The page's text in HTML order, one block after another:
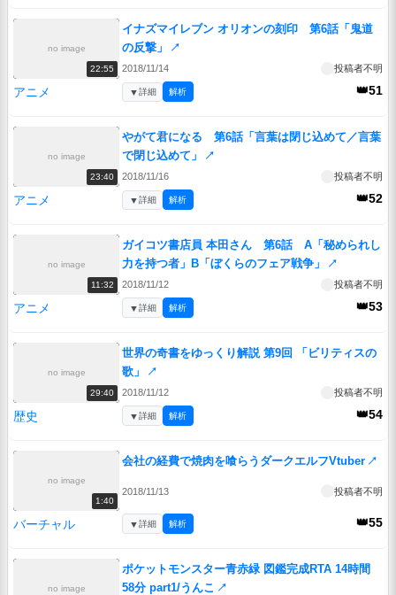
no image
22:55
イナズマイレブン オリオンの刻印 第6話「鬼道
の反撃」
↗
2018/11/14 投稿者不明
アニメ 👑51
▼詳細 解析
no image
23:40
やがて君になる 第6話「言葉は閉じ込めて／言葉
で閉じ込めて」
↗
2018/11/16 投稿者不明
アニメ 👑52
▼詳細 解析
no image
11:32
ガイコツ書店員 本田さん 第6話 A「秘められし
力を持つ者」B「ぼくらのフェア戦争」
↗
2018/11/12 投稿者不明
アニメ 👑53
▼詳細 解析
no image
29:40
世界の奇書をゆっくり解説 第9回 「ビリティスの
歌」
↗
2018/11/12 投稿者不明
歴史 👑54
▼詳細 解析
no image
1:40
会社の経費で焼肉を喰らうダークエルフVtuber ↗
2018/11/13 投稿者不明
バーチャル 👑55
▼詳細 解析
no image
ポケットモンスター青赤緑 図鑑完成RTA 14時間
58分 part1/うんこ ↗